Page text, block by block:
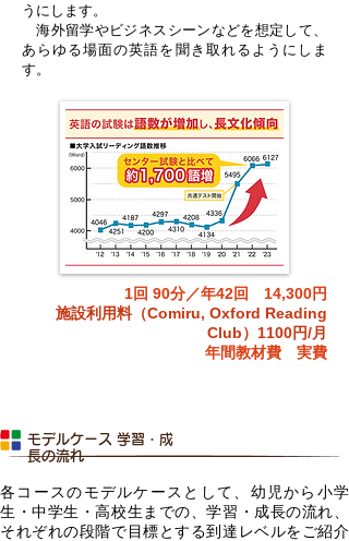
うにします。
海外留学やビジネスシーンなどを想定して、
あらゆる場面の英語を聞き取れるようにしま
す。
1回 90分／年42回 14,300円
施設利用料（Comiru, Oxford Reading
Club）1100円/月
​年間教材費 実費
​モデルケース 学習・成
長の流れ
各コースのモデルケースとして、幼児から小学
生・中学生・高校生までの、学習・成長の流れ、
それぞれの段階で目標とする到達レベルをご紹介